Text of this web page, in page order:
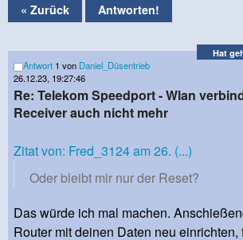
« Zurück Antworten!
Hat
Antwort 1 von Daniel_Düsentrieb
26.12.23, 19:27:46
Re: Telekom Speedport - Wlan
Receiver auch nicht mehr
Zitat von: Fred_3124 am 26. (...)
Oder bleibt mir nur der Reset?
Das würde ich mal machen.
Router mit deinen Daten neu